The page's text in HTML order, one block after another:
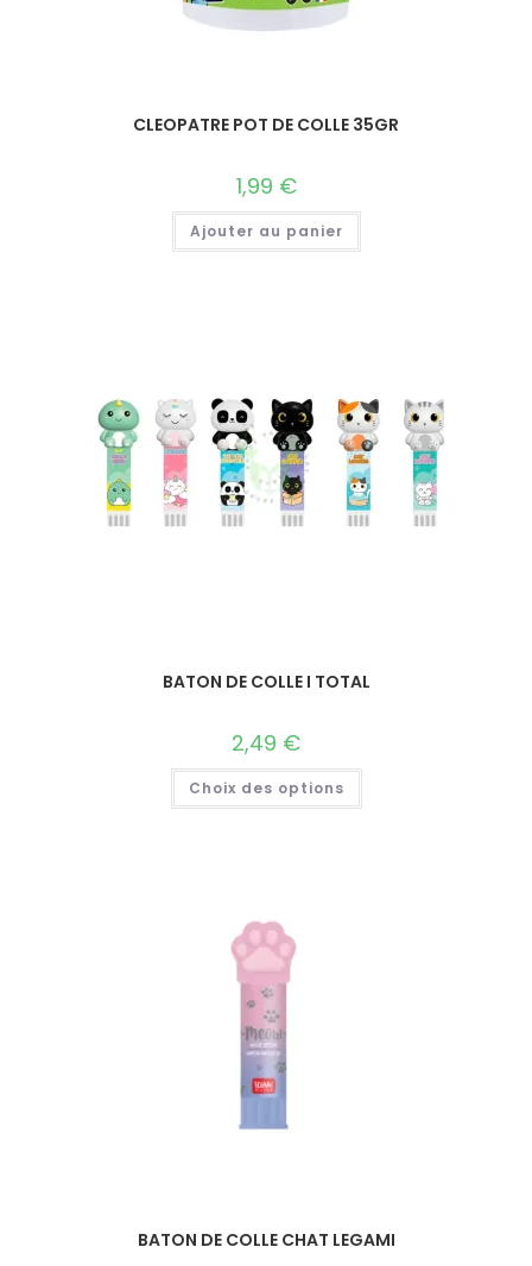
CLEOPATRE POT DE COLLE 35GR
1,99 €
Ajouter au panier
BATON DE COLLE I TOTAL
2,49 €
Choix des options
BATON DE COLLE CHAT LEGAMI